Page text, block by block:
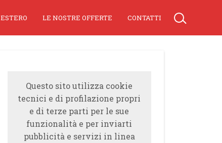
ESTERO LE NOSTRE OFFERTE CONTATTI
Questo sito utilizza cookie
tecnici e di profilazione propri
e di terze parti per le sue
funzionalità e per inviarti
pubblicità e servizi in linea